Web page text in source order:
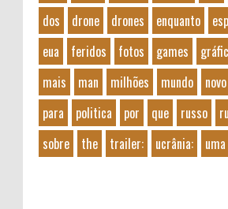
dos
drone drones enquanto
eua
feridos fotos games
mais
man milhões mundo novo
para
politica por que russo
sobre
the trailer: ucrânia: uma